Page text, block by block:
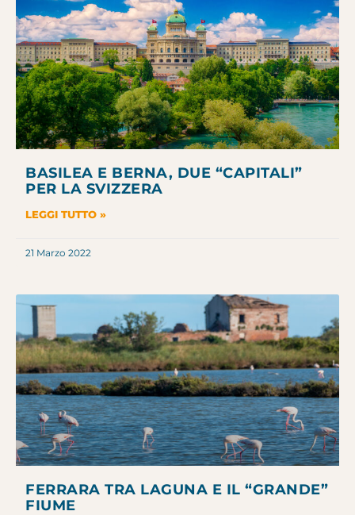
BASILEA E BERNA, DUE “CAPITALI”
PER LA SVIZZERA
LEGGI TUTTO »
21 Marzo 2022
FERRARA TRA LAGUNA E IL “GRANDE”
FIUME